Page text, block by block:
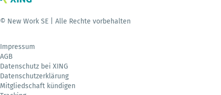
© New Work SE | Alle Rechte vorbehalten
Impressum
AGB
Datenschutz bei XING
Datenschutzerklärung
Mitgliedschaft kündigen